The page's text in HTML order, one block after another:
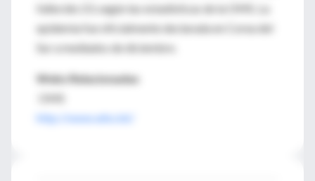
fallecido 23, según las estadísticas de la OMS. La
epidemia fue oficialmente declarada en Corea del
Sur a mediados de diciembre.
Webs Relacionadas
OMS
http://www.who.int/